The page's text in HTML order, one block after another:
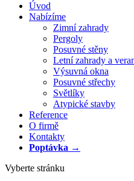
Úvod
Nabízíme
Zimní zahrady
Pergoly
Posuvné stěny
Letní zahrady a
Výsuvná okna
Posuvné střechy
Světlíky
Atypické stavby
Reference
O firmě
Kontakty
Poptávka →
Vyberte stránku